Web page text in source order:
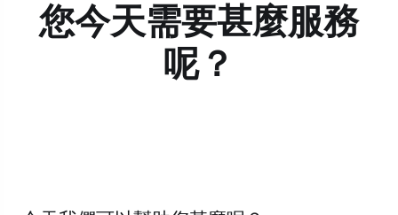
您今天需要甚麼服務
呢？